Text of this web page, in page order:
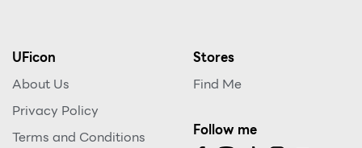
UFicon
About Us
Privacy Policy
Terms and Conditions
Stores
Find Me
Follow me